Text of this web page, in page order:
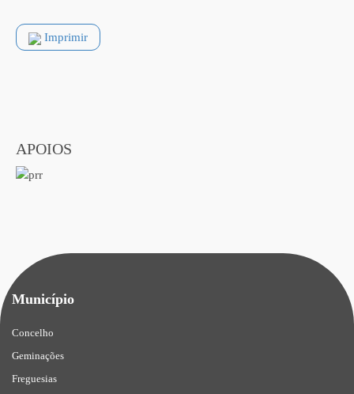
Imprimir
APOIOS
Município
Concelho
Geminações
Freguesias